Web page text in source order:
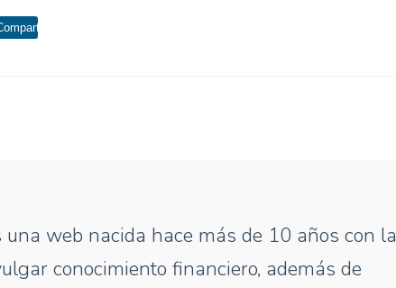
web nacida hace más de 10 años con la
conocimiento financiero, además de